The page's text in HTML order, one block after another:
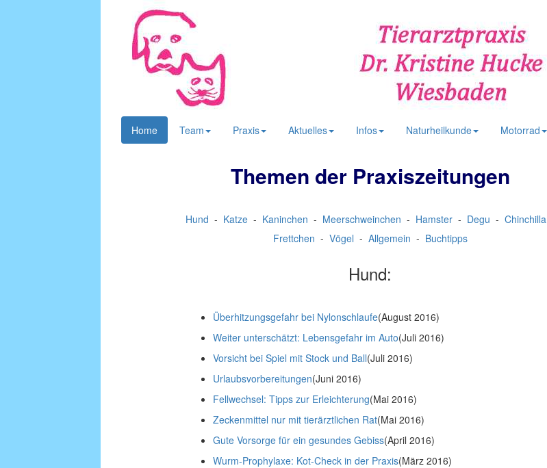
Home Team Praxis Aktuelles Infos Naturheilkunde Motorrad
Themen der Praxiszeitungen
Hund - Katze - Kaninchen - Meerschweinchen - Hamster - Degu - Chinchilla
Frettchen - Vögel - Allgemein - Buchtipps
Hund:
Überhitzungsgefahr bei Nylonschlaufe(August 2016)
Weiter unterschätzt: Lebensgefahr im Auto(Juli 2016)
Vorsicht bei Spiel mit Stock und Ball(Juli 2016)
Urlaubsvorbereitungen(Juni 2016)
Fellwechsel: Tipps zur Erleichterung(Mai 2016)
Zeckenmittel nur mit tierärztlichen Rat(Mai 2016)
Gute Vorsorge für ein gesundes Gebiss(April 2016)
Wurm-Prophylaxe: Kot-Check in der Praxis(März 2016)